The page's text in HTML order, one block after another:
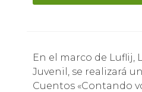
En el marco de Luflij, Ludoferia Infantil y
Juvenil, se realizará
Cuentos «Contando